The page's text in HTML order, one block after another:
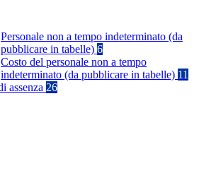
Personale non a tempo indeterminato (da
pubblicare in tabelle) 6
Costo del personale non a tempo
indeterminato (da pubblicare in tabelle) 11
assenza 26